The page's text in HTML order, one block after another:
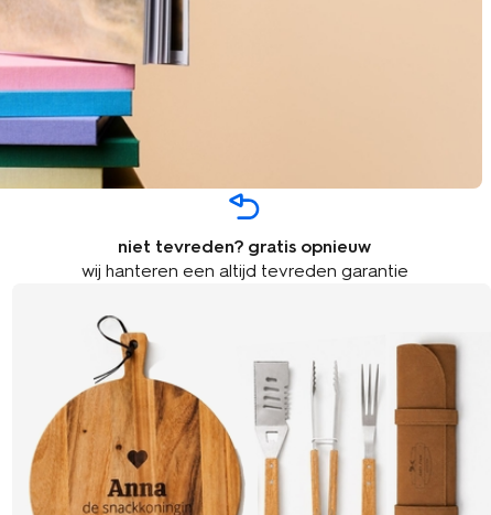
niet tevreden? gratis opnieuw
wij hanteren een altijd tevreden garantie